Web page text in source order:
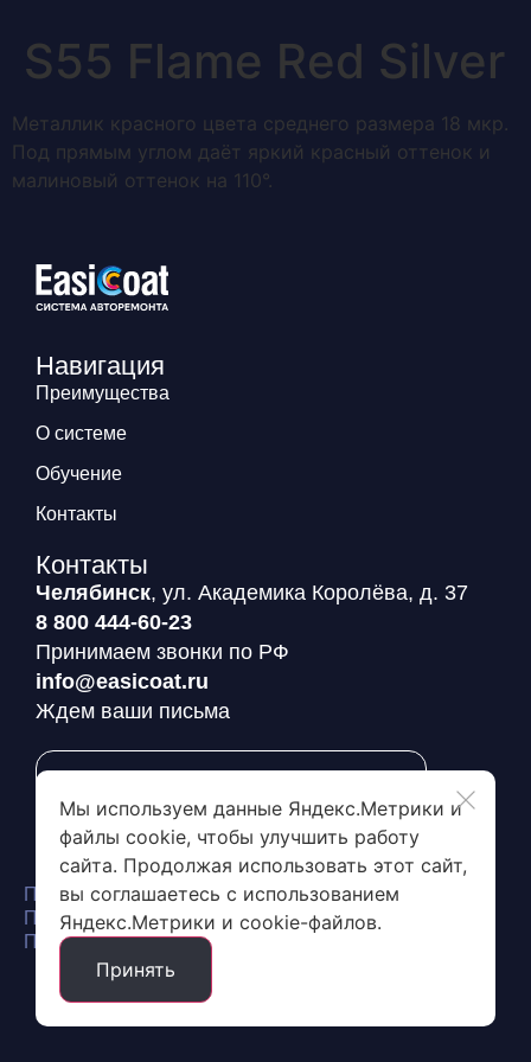
S55 Flame Red Silver
Металлик красного цвета среднего размера 18 мкр.
Под прямым углом даёт яркий красный оттенок и
малиновый оттенок на 110°.
Навигация
Преимущества
О системе
Обучение
Контакты
Контакты
Челябинск, ул. Академика Королёва, д. 37
8 800 444-60-23
Принимаем звонки по РФ
info@easicoat.ru
Ждем ваши письма
Политика конфиденциальности
Политика обработки и защиты персональных данных
Пользовательское соглашение сайта
Мы используем данные Яндекс.Метрики и
файлы cookie, чтобы улучшить работу
сайта. Продолжая использовать этот сайт,
вы соглашаетесь с использованием
Яндекс.Метрики и cookie-файлов.
Принять